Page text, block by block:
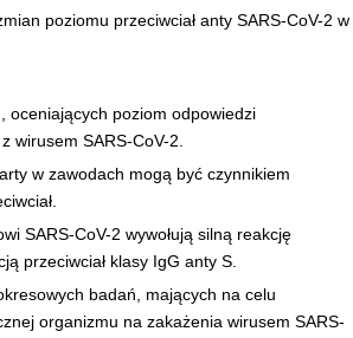
poziomu przeciwciał anty SARS-CoV-2 w
oceniających poziom odpowiedzi
wirusem SARS-CoV-2.
w zawodach mogą być czynnikiem
SARS-CoV-2 wywołują silną reakcję
przeciwciał klasy IgG anty S.
badań, mających na celu
organizmu na zakażenia wirusem SARS-